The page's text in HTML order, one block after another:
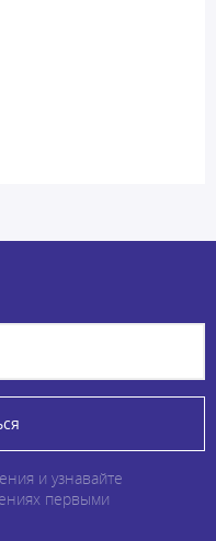
и узнавайте
первыми